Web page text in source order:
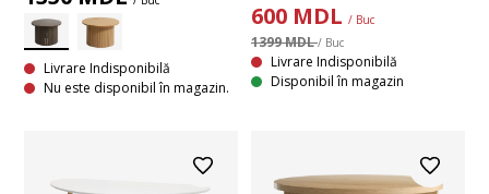
Livrare Indisponibilă
Nu este disponibil în magazin.
600 MDL / Buc
1399 MDL/ Buc
Livrare Indisponibilă
Disponibil în magazin